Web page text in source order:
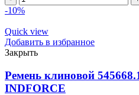
1150Li/
ремень
клиновой
INDFORCE
Strongest
-10%
Quick view
Добавить в избранное
Закрыть
Ремень клиновой
INDFORCE